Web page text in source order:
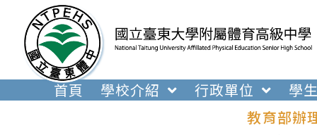
內
首頁 學校介紹 行政單位 學
教育部辦